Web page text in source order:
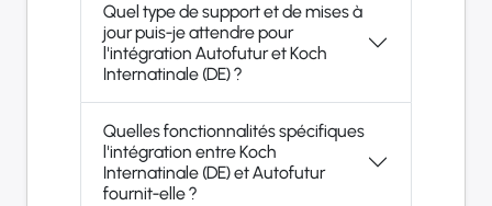
Quel type de support et de mises à
jour puis-je attendre pour
l'intégration Autofutur et Koch
Internatinale (DE) ?
Quelles fonctionnalités spécifiques
l'intégration entre Koch
Internatinale (DE) et Autofutur
fournit-elle ?